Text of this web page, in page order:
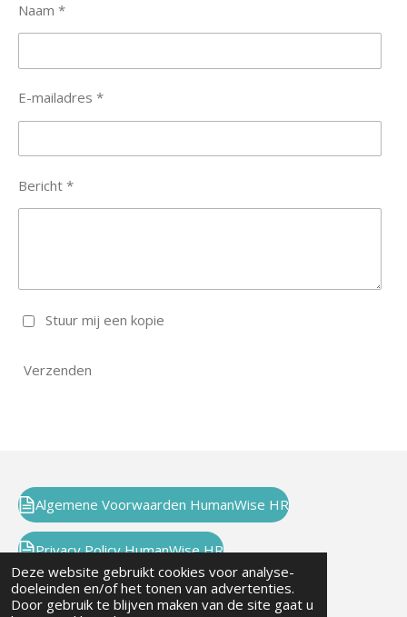
Deze website gebruikt cookies voor analyse-
doeleinden en/of het tonen van advertenties.
Door gebruik te blijven maken van de site gaat u
Naam *
E-mailadres *
Bericht *
Stuur mij een kopie
Verzenden
Algemene Voorwaarden HumanWise HR
Privacy Policy HumanWise HR
HumanWise HR bv